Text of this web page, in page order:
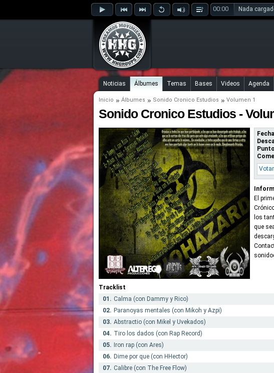
00:00 Nada
Noticias Álbumes Temas Bases Videos Agenda
Inicio Álbumes Sonido Cronico Estudios Volumen 1
Sonido Cronico Estudios -
Votar
El
los
que
Tracklist
01. Calma (con Dammy y Rico)
02. Paranoyas mentales (con Mikoh y Azpi)
03. Abstractio (con Mikel y Uvekados)
04. Tiro los dados (con Rap Record)
05. Iron rap (con Ares)
06. Dime por que (con HHector)
07. Calibre (con The Free Flow)